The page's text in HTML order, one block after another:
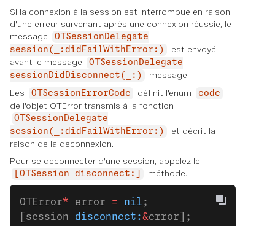
Si la connexion à la session est interrompue en raison
d'une erreur survenant après une connexion réussie, le
message
OTSessionDelegate
session(_:didFailWithError:)
est envoyé
avant le message
OTSessionDelegate
sessionDidDisconnect(_:)
message.
Les
OTSessionErrorCode définit l'enum code
de l'objet OTError transmis à la fonction
OTSessionDelegate
session(_:didFailWithError:)
et décrit la
raison de la déconnexion.
Pour se déconnecter d'une session, appelez le
[OTSession disconnect:] méthode.
OTError* error = nil ;
[session disconnect:&error];